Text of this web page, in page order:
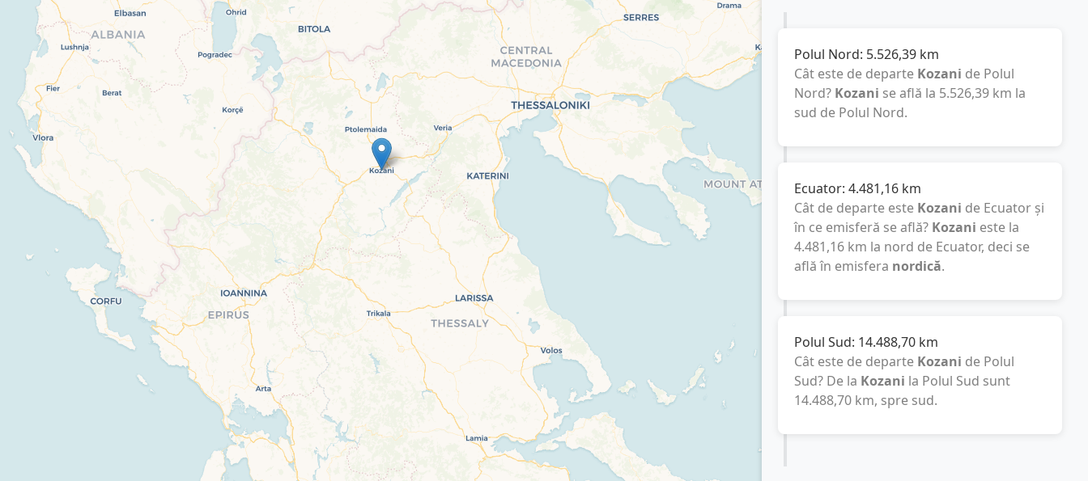
Polul Nord: 5.526,39 km
Cât este de departe Kozani de Polul
Nord? Kozani se află la 5.526,39 km la
sud de Polul Nord.
Ecuator: 4.481,16 km
Cât de departe este Kozani de Ecuator și
în ce emisferă se află? Kozani este la
4.481,16 km la nord de Ecuator, deci se
află în emisfera nordică.
Polul Sud: 14.488,70 km
Cât este de departe Kozani de Polul
Sud? De la Kozani la Polul Sud sunt
14.488,70 km, spre sud.